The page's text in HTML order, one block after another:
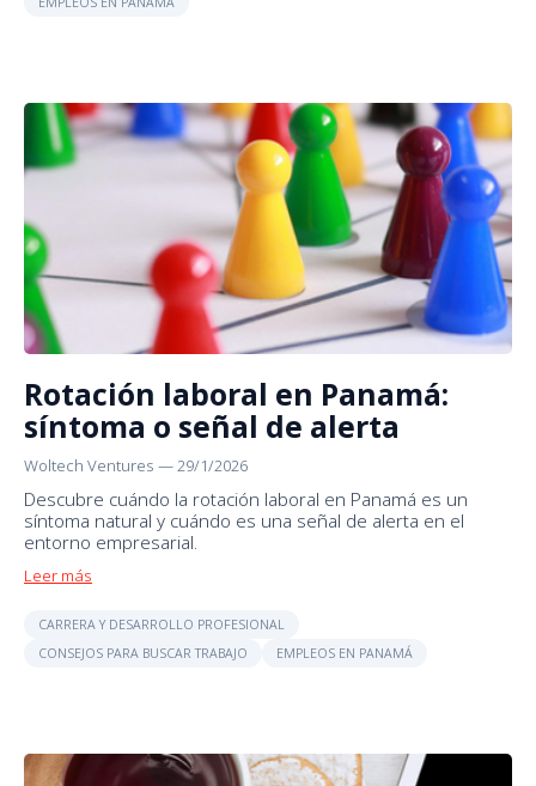
Rotación laboral en Panamá:
síntoma o señal de alerta
Woltech Ventures —29/1/2026
Descubre cuándo la rotación laboral en Panamá es un
síntoma natural y cuándo es una señal de alerta en el
entorno empresarial.
Leer más
CARRERA Y DESARROLLO PROFESIONAL
CONSEJOS PARA BUSCAR TRABAJO
EMPLEOS EN PANAMÁ